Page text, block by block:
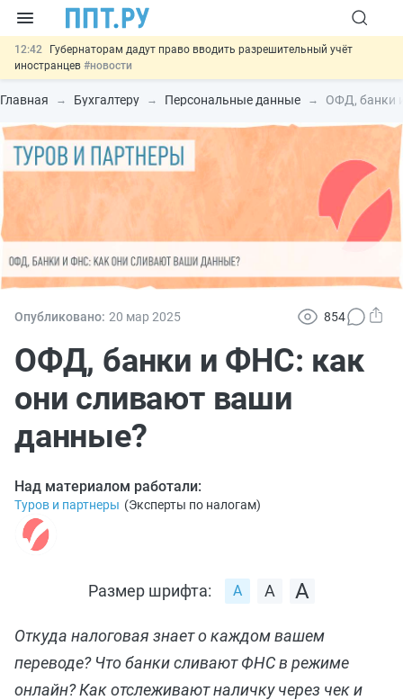
12:42
Губернаторам дадут право вводить разрешительный учёт
иностранцев #новости
12:05 ФНС изменит правила рассмотрения жалоб на налоговые
органы
#новости
отношений
10:48 Ужесточат наказание за мошенничество в отношении военных и
ветеранов #новости
Могут разрешить использование персональных данных россиян
для обучения ИИ
#новости
Главная Бухгалтеру Персональные данные ОФД, банки
Опубликовано: 20 мар 2025 854
ОФД, банки и ФНС: как
они сливают ваши
данные?
Над материалом работали:
Туров и партнеры (Эксперты по налогам)
Размер шрифта:
Откуда налоговая знает о каждом вашем
переводе? Что банки сливают ФНС в режиме
онлайн? Как отслеживают наличку через чек и